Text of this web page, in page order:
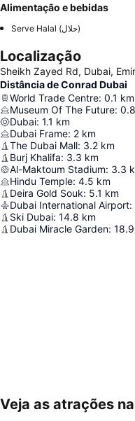
Alimentação e bebidas
Serve Halal (حلال)
Localização
Sheikh Zayed Rd, Dubai,
Distância de Conrad Dubai
World Trade Centre: 0.1 km
Museum Of The Future: 0.8
Dubai: 1.1 km
Dubai Frame: 2 km
The Dubai Mall: 3.2 km
Burj Khalifa: 3.3 km
Al-Maktoum Stadium: 3.3
Hindu Temple: 4.5 km
Deira Gold Souk: 5.1 km
Dubai International Airport:
Ski Dubai: 14.8 km
Dubai Miracle Garden: 18.9
Ampliar mapa
Veja as atrações